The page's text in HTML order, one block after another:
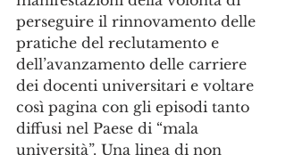
perseguire il rinnovamento delle
pratiche del reclutamento e
dell’avanzamento delle carriere
dei docenti universitari e voltare
così pagina con gli episodi tanto
diffusi nel Paese di “mala
università”. Una linea di non